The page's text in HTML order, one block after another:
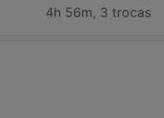
4h 56m, 3 trocas